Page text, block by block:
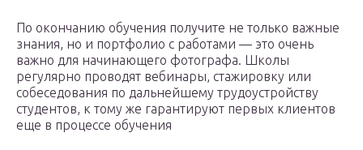
По окончанию обучения получите не только важные
знания, но и портфолио с работами — это очень
важно для начинающего фотографа. Школы
регулярно проводят вебинары, стажировку или
собеседования по дальнейшему трудоустройству
студентов, к тому же гарантируют первых клиентов
еще в процессе обучения